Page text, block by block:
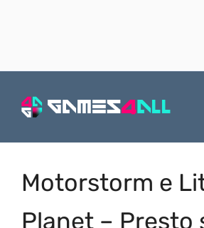
Motorstorm e
Planet – Presto